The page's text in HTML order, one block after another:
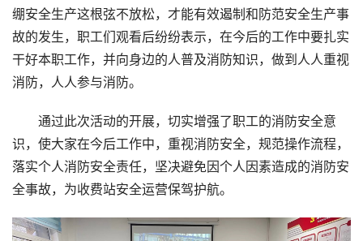
绷安全生产这根弦不放松，才能有效遏制和防范安全生产事
故的发生，职工们观看后纷纷表示，在今后的工作中要扎实
干好本职工作，并向身边的人普及消防知识，做到人人重视
消防，人人参与消防。
通过此次活动的开展，切实增强了职工的消防安全意
识，使大家在今后工作中，重视消防安全，规范操作流程，
落实个人消防安全责任，坚决避免因个人因素造成的消防安
全事故，为收费站安全运营保驾护航。